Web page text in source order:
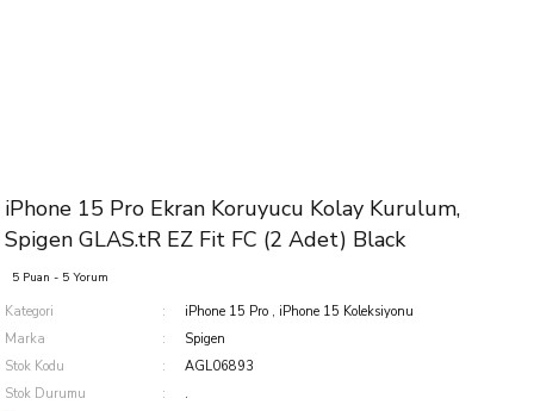
iPhone 15 Pro Ekran Koruyucu Kolay Kurulum,
Spigen GLAS.tR EZ Fit FC (2 Adet) Black
5 Puan - 5 Yorum
Kategori iPhone 15 Pro , iPhone 15 Koleksiyonu
Marka
Spigen
Stok Kodu
AGL06893
Stok Durumu
.